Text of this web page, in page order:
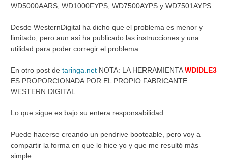
WD5000AARS, WD1000FYPS, WD7500AYPS y WD7501AYPS.
Desde WesternDigital ha dicho que el problema es menor y
limitado, pero aun así ha publicado las instrucciones y una
utilidad para poder corregir el problema.
En otro post de taringa.net NOTA: LA HERRAMIENTAWDIDLE3
ES PROPORCIONADA POR EL PROPIO FABRICANTE
WESTERN DIGITAL.
Lo que sigue es bajo su entera responsabilidad.
Puede hacerse creando un pendrive booteable, pero voy a
compartir la forma en que lo hice yo y que me resultó más
simple.